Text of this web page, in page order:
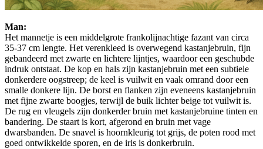
Man:
Het mannetje is een middelgrote frankolijnachtige fazant van circa
35-37 cm lengte. Het verenkleed is overwegend kastanjebruin, fijn
gebandeerd met zwarte en lichtere lijntjes, waardoor een geschubde
indruk ontstaat. De kop en hals zijn kastanjebruin met een subtiele
donkerdere oogstreep; de keel is vuilwit en vaak omrand door een
smalle donkere lijn. De borst en flanken zijn eveneens kastanjebruin
met fijne zwarte boogjes, terwijl de buik lichter beige tot vuilwit is.
De rug en vleugels zijn donkerder bruin met kastanjebruine tinten en
bandering. De staart is kort, afgerond en bruin met vage
dwarsbanden. De snavel is hoornkleurig tot grijs, de poten rood met
goed ontwikkelde sporen, en de iris is donkerbruin.